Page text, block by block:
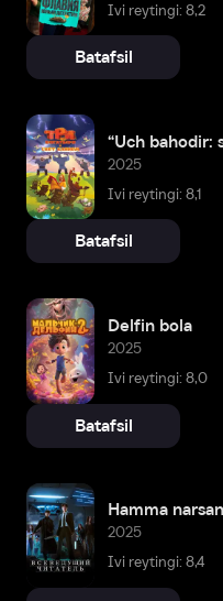
Ivi reytingi: 8,2
Batafsil
“Uch bahodir:
2025
Ivi reytingi: 8,1
Batafsil
Delfin bola
2025
Ivi reytingi: 8,0
Batafsil
Hamma
2025
Ivi reytingi: 8,4